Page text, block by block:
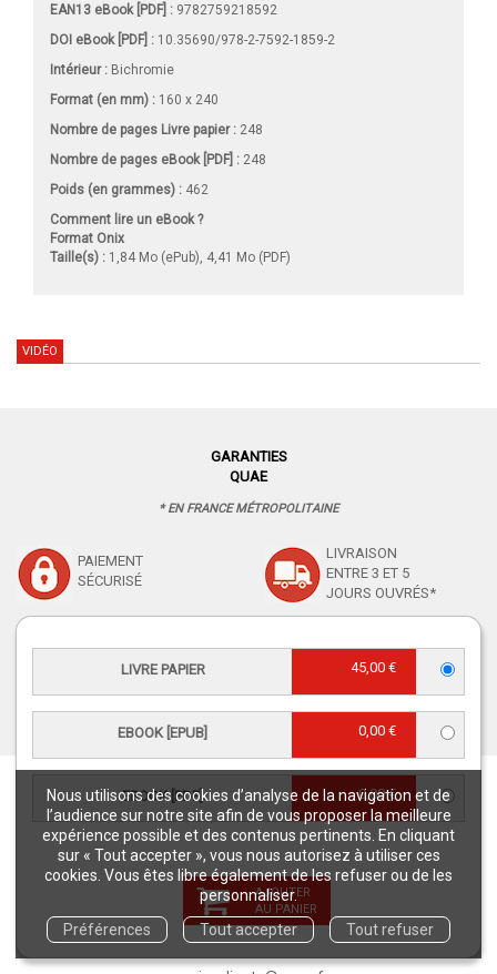
Nous utilisons des cookies d’analyse de la navigation et de
l’audience sur notre site afin de vous proposer la meilleure
expérience possible et des contenus pertinents. En cliquant
sur « Tout accepter », vous nous autorisez à utiliser ces
cookies. Vous êtes libre également de les refuser ou de les
personnaliser.
Préférences
Tout accepter Tout refuser
LIVRE PAPIER 45,00 €
EBOOK [EPUB] 0,00 €
EBOOK [PDF] 0,00 €
AJOUTER
AU PANIER
EAN13 eBook [PDF] : 9782759218592
DOI eBook [PDF] : 10.35690/978-2-7592-1859-2
Intérieur : Bichromie
Format (en mm) : 160 x 240
Nombre de pages Livre papier: 248
Nombre de pages eBook [PDF] : 248
Poids (en grammes) : 462
Comment lire un eBook ?
Format Onix
Taille(s) : 1,84 Mo (ePub), 4,41 Mo (PDF)
VIDÉO
GARANTIES
QUAE
* EN FRANCE MÉTROPOLITAINE
PAIEMENT
SÉCURISÉ
LIVRAISON
ENTRE 3 ET 5
JOURS OUVRÉS*
PAIEMENT :
CHÈQUES, CB,
LIVRAISON À 3€
À PARTIR DE 50 € D'ACHAT*
RETROUVEZ-NOUS
CONTACT SERVICE CLIENTS